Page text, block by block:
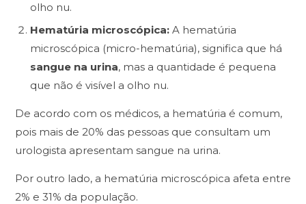
olho nu.
Hematúria microscópica: A hematúria
microscópica (micro-hematúria), significa que há
sangue na urina, mas a quantidade é pequena
que não é visível a olho nu.
De acordo com os médicos, a hematúria é comum,
pois mais de 20% das pessoas que consultam um
urologista apresentam sangue na urina.
Por outro lado, a hematúria microscópica afeta entre
2% e 31% da população.